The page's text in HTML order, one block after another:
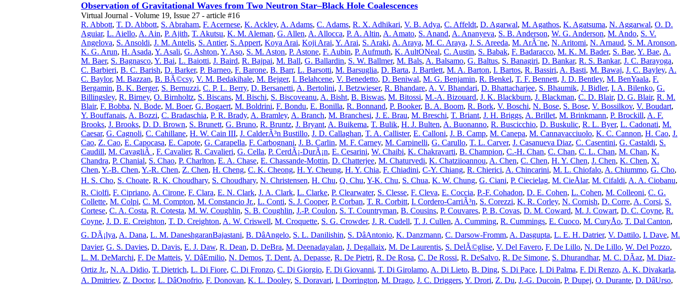
Observation of Gravitational Waves from Two Neutron Star–Black Hole Coalescences
Virtual Journal - Volume 19, Issue 27 - article #16
R. Abbott, T. D. Abbott, S. Abraham, F. Acernese, K. Ackley, A. Adams, C. Adams, R. X. Adhikari, V. B. Adya, C. Affeldt, D. Agarwal, M. Agathos, K. Agatsuma, N. Aggarwal, O. D.
Aguiar, L. Aiello, A. Ain, P. Ajith, T. Akutsu, K. M. Aleman, G. Allen, A. Allocca, P. A. Altin, A. Amato, S. Anand, A. Ananyeva, S. B. Anderson, W. G. Anderson, M. Ando, S. V.
Angelova, S. Ansoldi, J. M. Antelis, S. Antier, S. Appert, Koya Arai, Koji Arai, Y. Arai, S. Araki, A. Araya, M. C. Araya, J. S. Areeda, M. ArÃ¨ne, N. Aritomi, N. Arnaud, S. M. Aronson,
K. G. Arun, H. Asada, Y. Asali, G. Ashton, Y. Aso, S. M. Aston, P. Astone, F. Aubin, P. Aufmuth, K. AultONeal, C. Austin, S. Babak, F. Badaracco, M. K. M. Bader, S. Bae, Y. Bae, A.
M. Baer, S. Bagnasco, Y. Bai, L. Baiotti, J. Baird, R. Bajpai, M. Ball, G. Ballardin, S. W. Ballmer, M. Bals, A. Balsamo, G. Baltus, S. Banagiri, D. Bankar, R. S. Bankar, J. C. Barayoga,
C. Barbieri, B. C. Barish, D. Barker, P. Barneo, F. Barone, B. Barr, L. Barsotti, M. Barsuglia, D. Barta, J. Bartlett, M. A. Barton, I. Bartos, R. Bassiri, A. Basti, M. Bawaj, J. C. Bayley, A.
C. Baylor, M. Bazzan, B. BÃ©csy, V. M. Bedakihale, M. Bejger, I. Belahcene, V. Benedetto, D. Beniwal, M. G. Benjamin, R. Benkel, T. F. Bennett, J. D. Bentley, M. BenYaala, F.
Bergamin, B. K. Berger, S. Bernuzzi, C. P. L. Berry, D. Bersanetti, A. Bertolini, J. Betzwieser, R. Bhandare, A. V. Bhandari, D. Bhattacharjee, S. Bhaumik, J. Bidler, I. A. Bilenko, G.
Billingsley, R. Birney, O. Birnholtz, S. Biscans, M. Bischi, S. Biscoveanu, A. Bisht, B. Biswas, M. Bitossi, M.-A. Bizouard, J. K. Blackburn, J. Blackman, C. D. Blair, D. G. Blair, R. M.
Blair, F. Bobba, N. Bode, M. Boer, G. Bogaert, M. Boldrini, F. Bondu, E. Bonilla, R. Bonnand, P. Booker, B. A. Boom, R. Bork, V. Boschi, N. Bose, S. Bose, V. Bossilkov, V. Boudart,
Y. Bouffanais, A. Bozzi, C. Bradaschia, P. R. Brady, A. Bramley, A. Branch, M. Branchesi, J. E. Brau, M. Breschi, T. Briant, J. H. Briggs, A. Brillet, M. Brinkmann, P. Brockill, A. F.
Brooks, J. Brooks, D. D. Brown, S. Brunett, G. Bruno, R. Bruntz, J. Bryant, A. Buikema, T. Bulik, H. J. Bulten, A. Buonanno, R. Buscicchio, D. Buskulic, R. L. Byer, L. Cadonati, M.
Caesar, G. Cagnoli, C. Cahillane, H. W. Cain III, J. CalderÃ³n Bustillo, J. D. Callaghan, T. A. Callister, E. Calloni, J. B. Camp, M. Canepa, M. Cannavacciuolo, K. C. Cannon, H. Cao, J.
Cao, Z. Cao, E. Capocasa, E. Capote, G. Carapella, F. Carbognani, J. B. Carlin, M. F. Carney, M. Carpinelli, G. Carullo, T. L. Carver, J. Casanueva Diaz, C. Casentini, G. Castaldi, S.
Caudill, M. CavagliÃ , F. Cavalier, R. Cavalieri, G. Cella, P. CerdÃ¡-DurÃ¡n, E. Cesarini, W. Chaibi, K. Chakravarti, B. Champion, C.-H. Chan, C. Chan, C. L. Chan, M. Chan, K.
Chandra, P. Chanial, S. Chao, P. Charlton, E. A. Chase, E. Chassande-Mottin, D. Chatterjee, M. Chaturvedi, K. Chatziioannou, A. Chen, C. Chen, H. Y. Chen, J. Chen, K. Chen, X.
Chen, Y.-B. Chen, Y.-R. Chen, Z. Chen, H. Cheng, C. K. Cheong, H. Y. Cheung, H. Y. Chia, F. Chiadini, C-Y. Chiang, R. Chierici, A. Chincarini, M. L. Chiofalo, A. Chiummo, G. Cho,
H. S. Cho, S. Choate, R. K. Choudhary, S. Choudhary, N. Christensen, H. Chu, Q. Chu, Y-K. Chu, S. Chua, K. W. Chung, G. Ciani, P. Ciecielag, M. CieÅlar, M. Cifaldi, A. A. Ciobanu,
R. Ciolfi, F. Cipriano, A. Cirone, F. Clara, E. N. Clark, J. A. Clark, L. Clarke, P. Clearwater, S. Clesse, F. Cleva, E. Coccia, P.-F. Cohadon, D. E. Cohen, L. Cohen, M. Colleoni, C. G.
Collette, M. Colpi, C. M. Compton, M. Constancio Jr., L. Conti, S. J. Cooper, P. Corban, T. R. Corbitt, I. Cordero-CarriÃ³n, S. Corezzi, K. R. Corley, N. Cornish, D. Corre, A. Corsi, S.
Cortese, C. A. Costa, R. Cotesta, M. W. Coughlin, S. B. Coughlin, J.-P. Coulon, S. T. Countryman, B. Cousins, P. Couvares, P. B. Covas, D. M. Coward, M. J. Cowart, D. C. Coyne, R.
Coyne, J. D. E. Creighton, T. D. Creighton, A. W. Criswell, M. Croquette, S. G. Crowder, J. R. Cudell, T. J. Cullen, A. Cumming, R. Cummings, E. Cuoco, M. CuryÅo, T. Dal Canton,
G. DÃ¡lya, A. Dana, L. M. DaneshgaranBajastani, B. DâAngelo, S. L. Danilishin, S. DâAntonio, K. Danzmann, C. Darsow-Fromm, A. Dasgupta, L. E. H. Datrier, V. Dattilo, I. Dave, M.
Davier, G. S. Davies, D. Davis, E. J. Daw, R. Dean, D. DeBra, M. Deenadayalan, J. Degallaix, M. De Laurentis, S. DelÃ©glise, V. Del Favero, F. De Lillo, N. De Lillo, W. Del Pozzo,
L. M. DeMarchi, F. De Matteis, V. DâEmilio, N. Demos, T. Dent, A. Depasse, R. De Pietri, R. De Rosa, C. De Rossi, R. DeSalvo, R. De Simone, S. Dhurandhar, M. C. DÃ­az, M. Diaz-
Ortiz Jr., N. A. Didio, T. Dietrich, L. Di Fiore, C. Di Fronzo, C. Di Giorgio, F. Di Giovanni, T. Di Girolamo, A. Di Lieto, B. Ding, S. Di Pace, I. Di Palma, F. Di Renzo, A. K. Divakarla,
A. Dmitriev, Z. Doctor, L. DâOnofrio, F. Donovan, K. L. Dooley, S. Doravari, I. Dorrington, M. Drago, J. C. Driggers, Y. Drori, Z. Du, J.-G. Ducoin, P. Dupej, O. Durante, D. DâUrso,